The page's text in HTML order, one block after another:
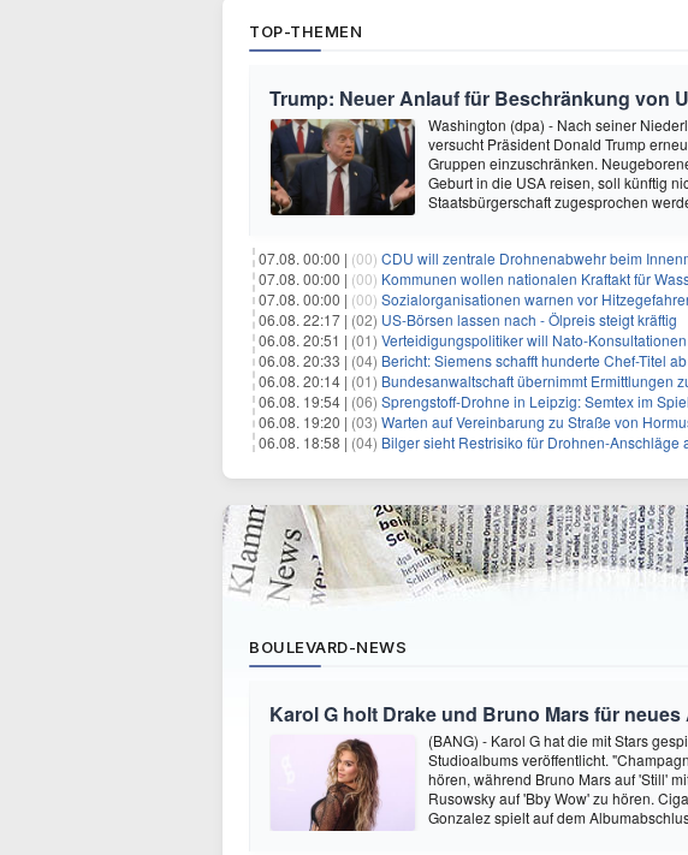
TOP-THEMEN
Trump: Neuer Anlauf für Beschränkung von
Washington (dpa) - Nach seiner
versucht Präsident Donald Trump
Gruppen einzuschränken.
Geburt in die USA reisen, soll künftig
Staatsbürgerschaft zugesprochen
07.08. 00:00 | (00) CDU will zentrale Drohnenabwehr beim
07.08. 00:00 | (00) Kommunen wollen nationalen Kraftakt für
07.08. 00:00 | (00) Sozialorganisationen warnen vor
06.08. 22:17 | (02) US-Börsen lassen nach - Ölpreis steigt kräftig
06.08. 20:51 | (01) Verteidigungspolitiker will Nato-
06.08. 20:33 | (04) Bericht: Siemens schafft hunderte Chef-Titel ab
06.08. 20:14 | (01) Bundesanwaltschaft übernimmt Ermittlungen
06.08. 19:54 | (06) Sprengstoff-Drohne in Leipzig: Semtex im Spiel
06.08. 19:20 | (03) Warten auf Vereinbarung zu Straße von
06.08. 18:58 | (04) Bilger sieht Restrisiko für Drohnen-Anschläge
BOULEVARD-NEWS
Karol G holt Drake und Bruno Mars für
(BANG) - Karol G hat die mit Stars
Studioalbums veröffentlicht.
hören, während Bruno Mars auf 'Still'
Rusowsky auf 'Bby Wow' zu hören.
Gonzalez spielt auf dem